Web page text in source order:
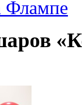
Флампе